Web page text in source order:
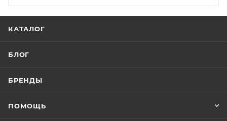
КАТАЛОГ
БЛОГ
БРЕНДЫ
ПОМОЩЬ